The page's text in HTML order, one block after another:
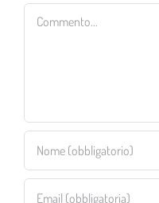
Commento